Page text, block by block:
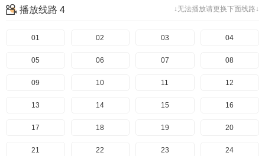
↓无法播放请更换下面线路↓
播放线路 4
01 02 03 04
05 06 07 08
09 10 11 12
13 14 15 16
17 18 19 20
21 22 23 24